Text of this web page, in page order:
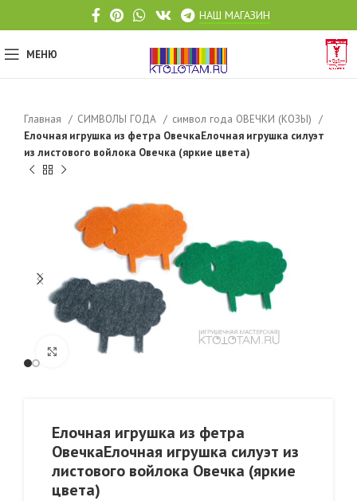
НАШ МАГАЗИН
МЕНЮ
Главная СИМВОЛЫ ГОДА
символ года ОВЕЧКИ (КОЗЫ)
Елочная игрушка из фетра ОвечкаЕлочная игрушка силуэт
из листового войлока Овечка (яркие цвета)
Click to enlarge
Елочная игрушка из фетра
ОвечкаЕлочная игрушка силуэт из
листового войлока Овечка (яркие
цвета)